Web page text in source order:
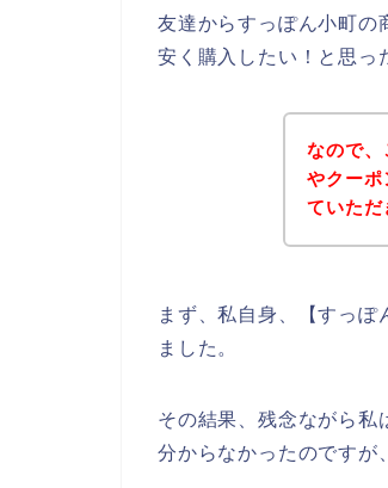
友達からすっぽん小町の
安く購入したい！と思っ
なので
やクー
ていただ
まず、私自身、【すっ
ました。
その結果、残念ながら私
分からなかったのですが